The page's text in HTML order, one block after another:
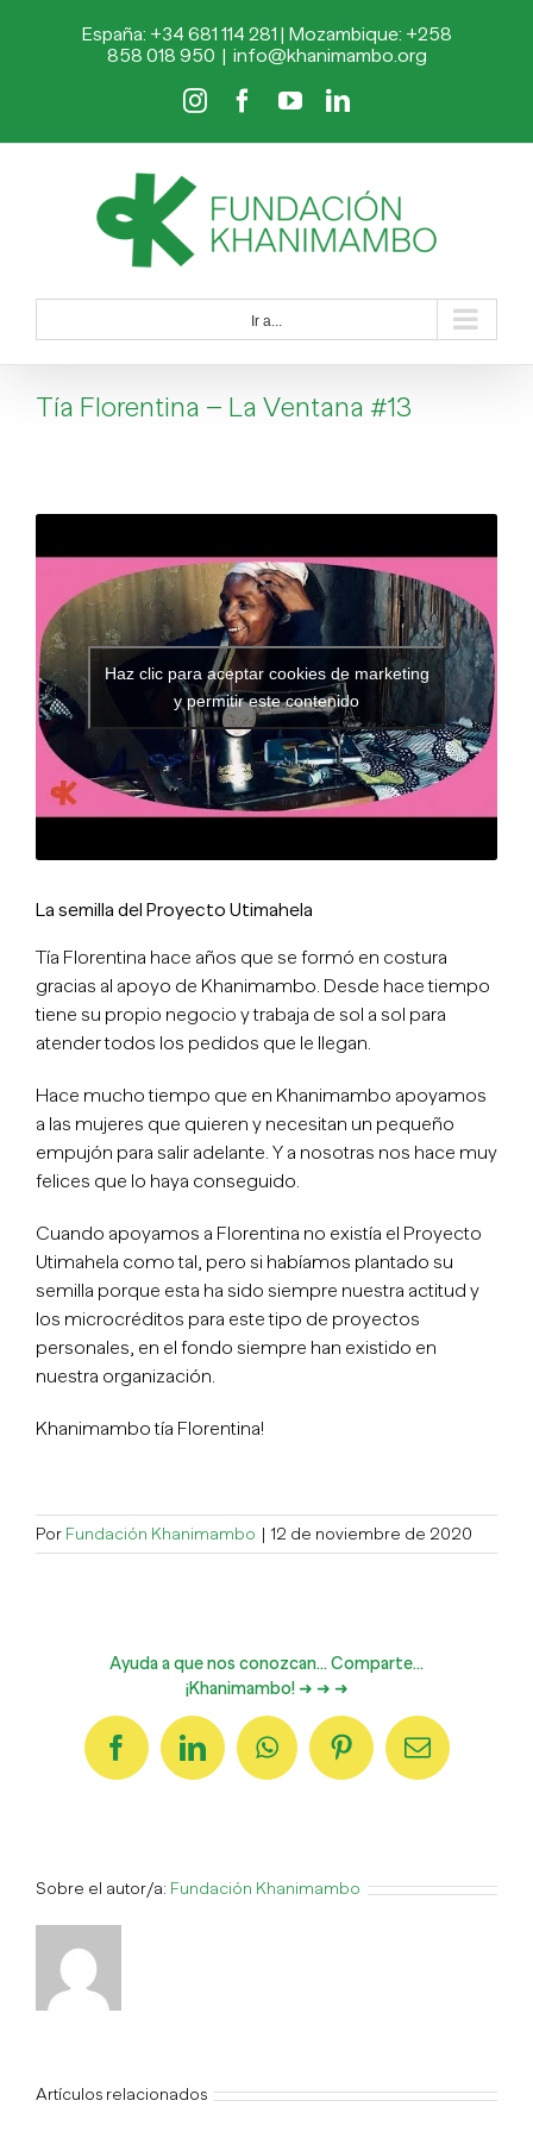
España: +34 681 114 281 | Mozambique: +258
858 018 950 | info@khanimambo.org
InstagramFacebook
YouTubeLinkedIn
Ir a...
Tía Florentina – La Ventana #13
Haz clic para aceptar cookies de marketing
y permitir este contenido
La semilla del Proyecto Utimahela
Tía Florentina hace años que se formó en costura
gracias al apoyo de Khanimambo. Desde hace tiempo
tiene su propio negocio y trabaja de sol a sol para
atender todos los pedidos que le llegan.
Hace mucho tiempo que en Khanimambo apoyamos
a las mujeres que quieren y necesitan un pequeño
empujón para salir adelante. Y a nosotras nos hace muy
felices que lo haya conseguido.
Cuando apoyamos a Florentina no existía el Proyecto
Utimahela como tal, pero si habíamos plantado su
semilla porque esta ha sido siempre nuestra actitud y
los microcréditos para este tipo de proyectos
personales, en el fondo siempre han existido en
nuestra organización.
Khanimambo tía Florentina!
Por Fundación Khanimambo | 12 de noviembre de 2020
Ayuda a que nos conozcan... Comparte...
¡Khanimambo! ➜ ➜ ➜
FacebookLinkedInWhatsAppPinterestCorreo
electrónico
Sobre el autor/a: Fundación Khanimambo
Artículos relacionados